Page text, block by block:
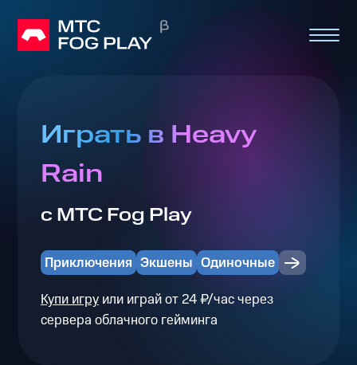
Играть в Heavy
Rain
с МТС Fog Play
Приключения Экшены Одиночные
Купи игруили играй от 24 ₽/час через
сервера облачного гейминга